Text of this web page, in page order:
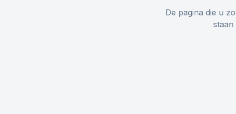
De pagina die u